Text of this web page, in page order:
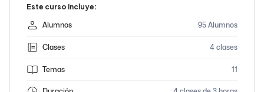
Este curso incluye:
Alumnos 95 Alumnos
Clases 4 clases
Temas 11